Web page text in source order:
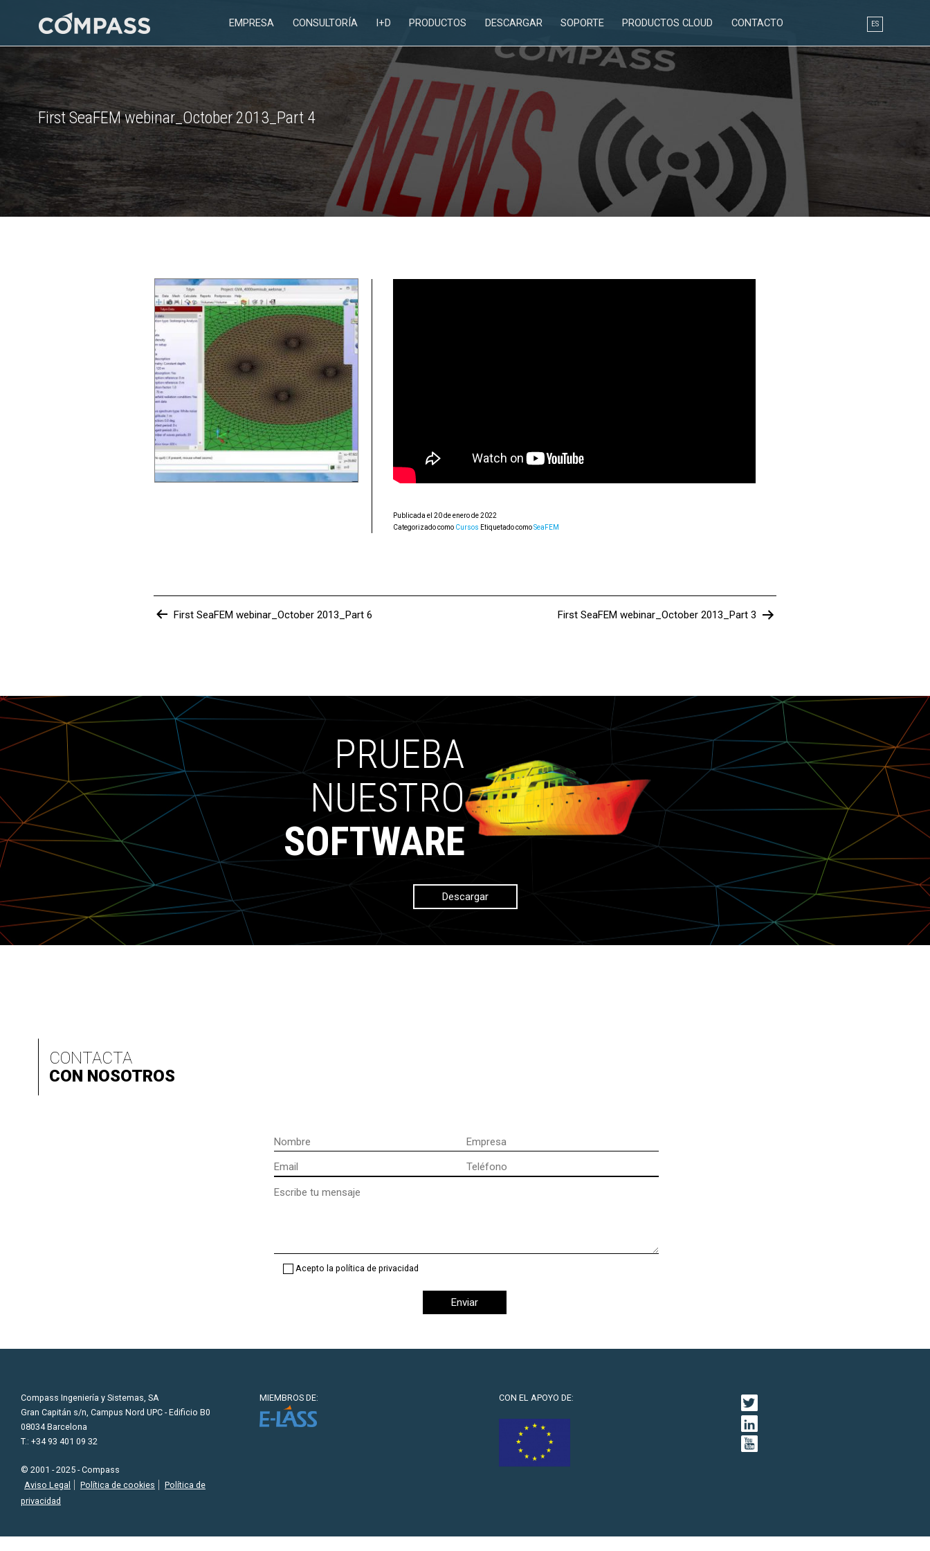
para
diseño
en
ingeniería
EMPRESA CONSULTORÍA I+D PRODUCTOS DESCARGAR SOPORTE PRODUCTOS CLOUD CONTACTO ES
First SeaFEM webinar_October 2013_Part 4
Publicada el 20 de enero de 2022
Categorizado como Cursos Etiquetado comoSeaFEM
Navegación
First SeaFEM webinar_October 2013_Part 6 First SeaFEM webinar_October 2013_Part 3
PRUEBA
NUESTRO
SOFTWARE
Descargar
CONTACTA
CON NOSOTROS
(opcional)
Acepto la política de privacidad
Compass Ingeniería y Sistemas, SA
Gran Capitán s/n, Campus Nord UPC - Edificio B0
08034 Barcelona
T.: +34 93 401 09 32
© 2001 - 2025 - Compass
Aviso Legal
Política de cookies
Política de
privacidad
MIEMBROS DE: CON EL APOYO DE: